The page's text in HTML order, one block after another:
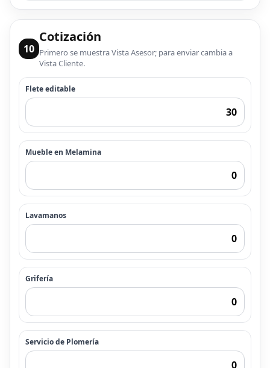
10
Cotización
Primero se muestra Vista Asesor; para enviar cambia a
Vista Cliente.
Flete editable
Mueble en Melamina
Lavamanos
Grifería
Servicio de Plomería